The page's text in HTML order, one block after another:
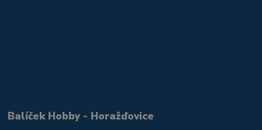
Balíček Hobby - Horažďovice